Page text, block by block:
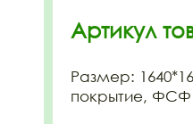
Артикул
Размер:
покрытие,